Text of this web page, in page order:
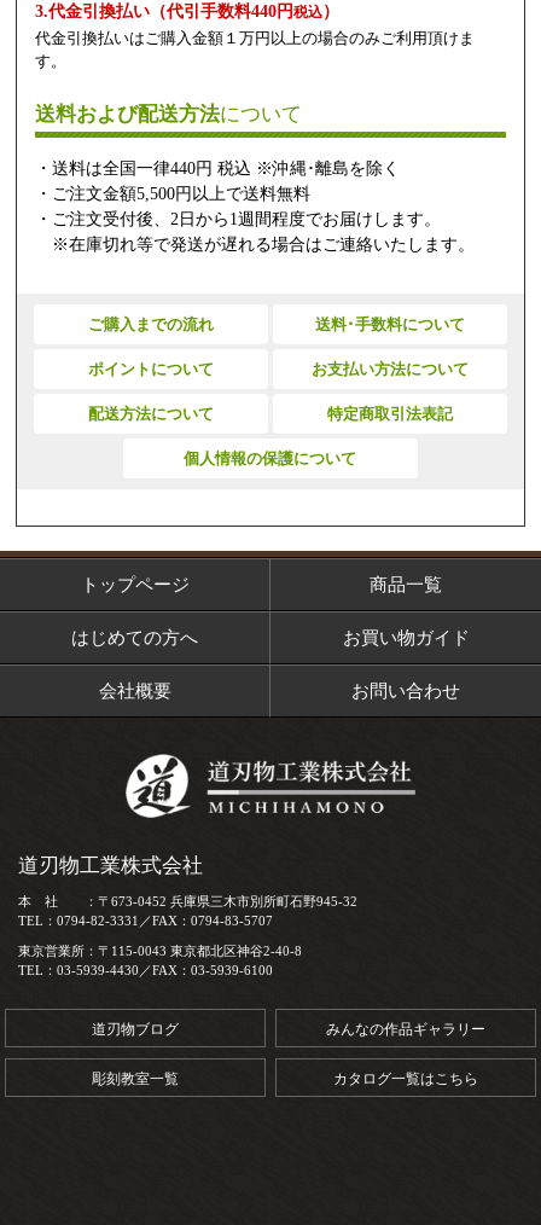
3.代金引換払い（代引手数料440円税込）
代金引換払いはご購入金額１万円以上の場合のみご利用頂けま
す。
送料および配送方法について
・送料は全国一律440円 税込 ※沖縄･離島を除く
・ご注文金額5,500円以上で送料無料
・ご注文受付後、2日から1週間程度でお届けします。
※在庫切れ等で発送が遅れる場合はご連絡いたします。
ご購入までの流れ 送料･手数料について
ポイントについて お支払い方法について
配送方法について 特定商取引法表記
個人情報の保護について
トップページ 商品一覧
はじめての方へ お買い物ガイド
会社概要 お問い合わせ
道刃物工業株式会社
本 社 ：〒673-0452 兵庫県三木市別所町石野945-32
TEL：0794-82-3331／FAX：0794-83-5707
東京営業所：〒115-0043 東京都北区神谷2-40-8
TEL：03-5939-4430／FAX：03-5939-6100
道刃物ブログ みんなの作品ギャラリー
彫刻教室一覧 カタログ一覧はこちら